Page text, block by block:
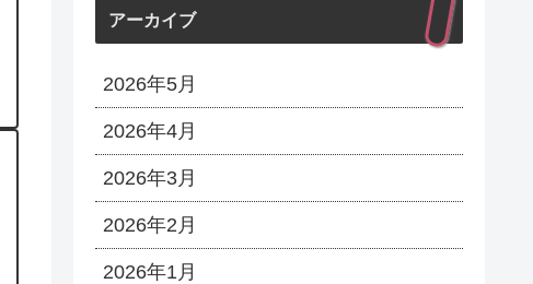
アーカイブ
2026年5月
2026年4月
2026年3月
2026年2月
2026年1月